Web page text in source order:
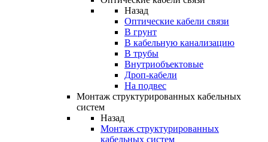
Назад
Оптические кабели связи
В грунт
В кабельную канализацию
В трубы
Внутриобъектовые
Дроп-кабели
На подвес
Монтаж структурированных кабельных
систем
Назад
Монтаж структурированных
кабельных систем